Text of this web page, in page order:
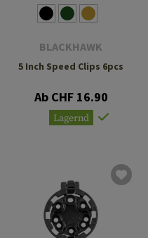
BLACKHAWK
5 Inch Speed Clips 6pcs
Ab CHF 16.90
Lagernd